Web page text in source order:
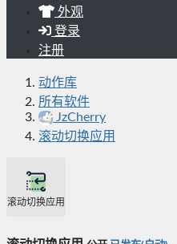
外观
登录
注册
动作库
所有软件
JzCherry
滚动切换应用
滚动切换应用